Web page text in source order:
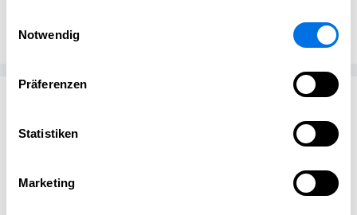
Notwendig
Präferenzen
Statistiken
Marketing